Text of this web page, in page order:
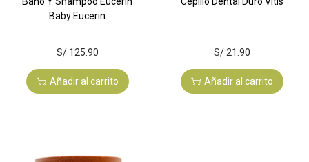
Baby Eucerin
S/125.90
Añadir al carrito
S/21.90
Añadir al carrito